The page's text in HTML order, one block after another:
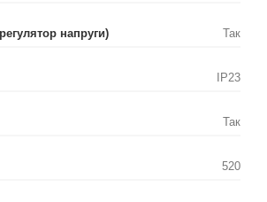
напруги) Так
IP23
Так
520